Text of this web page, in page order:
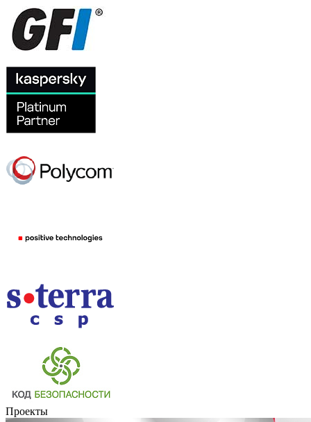
Проекты